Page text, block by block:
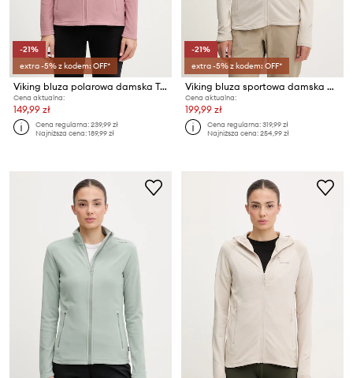
-21%
extra -5% z kodem: OFF*
Viking bluza polarowa damska Tesero
Cena aktualna:
149,99 zł
Cena regularna:239,99 zł
Najniższa cena:189,99 zł
-21%
extra -5% z kodem: OFF*
Viking bluza sportowa damska Birger
Cena aktualna:
199,99 zł
Cena regularna:319,99 zł
Najniższa cena:254,99 zł